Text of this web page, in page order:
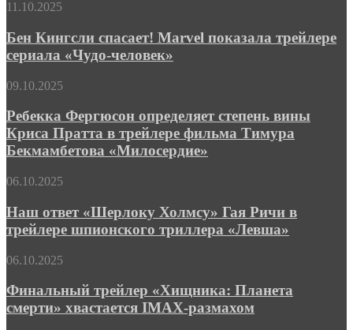
человек»
клиническую
сарикоандреасянизма
Бен
спасает!
Marvel
показала
сериала
человек»
11.10.2025
Бен Кингсли спасает! Marvel показала трейлере
сериала «Чудо-человек»
Ребекка
определяет
степень
вины
Криса
в
фильма
Тимура
Бекмамбетова
«Милосердие»
09.10.2025
Ребекка Фергюсон определяет степень вины
Криса Пратта в трейлере фильма Тимура
Бекмамбетова «Милосердие»
Наш
«Шерлоку
Холмсу»
Гая
в
шпионского
триллера
06.10.2025
Наш ответ «Шерлоку Холмсу» Гая Ричи в
трейлере шпионского триллера «Левша»
Финальный
«Хищника:
смерти»
06.10.2025
Финальный трейлер «Хищника: Планета
смерти» хвастается IMAX-размахом